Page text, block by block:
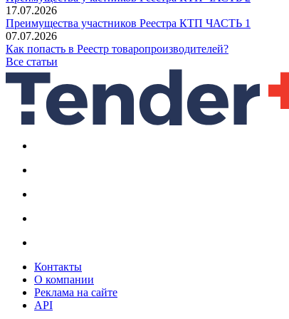
17.07.2026
Преимущества участников Реестра КТП ЧАСТЬ 1
07.07.2026
Как попасть в Реестр товаропроизводителей?
Все статьи
Контакты
О компании
Реклама на сайте
API